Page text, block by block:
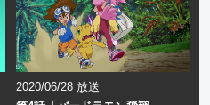
2020/06/28 放送